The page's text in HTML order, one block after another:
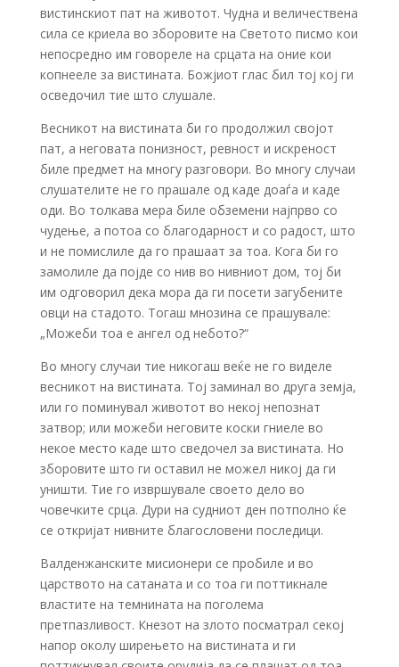
вистинскиот пат на животот. Чудна и величествена
сила се криела во зборовите на Светото писмо кои
непосредно им говореле на срцата на оние кои
копнееле за вистината. Божјиот глас бил тој кој ги
осведочил тие што слушале.
Весникот на вистината би го продолжил својот
пат, а неговата понизност, ревност и искреност
биле предмет на многу разговори. Во многу случаи
слушателите не го прашале од каде доаѓа и каде
оди. Во толкава мера биле обземени најпрво со
чудење, а потоа со благодарност и со радост, што
и не помислиле да го прашаат за тоа. Кога би го
замолиле да појде со нив во нивниот дом, тој би
им одговорил дека мора да ги посети загубените
овци на стадото. Тогаш мнозина се прашувале:
„Можеби тоа е ангел од небото?“
Во многу случаи тие никогаш веќе не го виделе
весникот на вистината. Тој заминал во друга земја,
или го поминувал животот во некој непознат
затвор; или можеби неговите коски гниеле во
некое место каде што сведочел за вистината. Но
зборовите што ги оставил не можел никој да ги
уништи. Тие го извршувале своето дело во
човечките срца. Дури на судниот ден потполно ќе
се откријат нивните благословени последици.
Валденжанските мисионери се пробиле и во
царството на сатаната и со тоа ги поттикнале
властите на темнината на поголема
претпазливост. Кнезот на злото посматрал секој
напор околу ширењето на вистината и ги